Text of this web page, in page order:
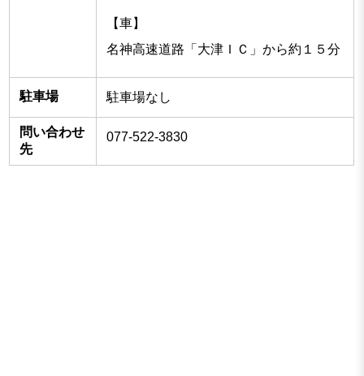
【車】
名神高速道路「大津ＩＣ」から約１５分
駐車場 駐車場なし
問い合わせ
先
077-522-3830